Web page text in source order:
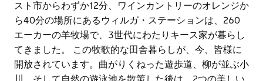
スト市からわずか12分、ワインカントリーのオレンジか
ら40分の場所にあるウィルガ・ステーションは、260
エーカーの羊牧場で、3世代にわたりキース家が暮らし
てきました。 この牧歌的な田舎暮らしが、今、皆様に
開放されています。曲がりくねった遊歩道、柳が並ぶ小
川、そして自然の遊泳池を散策した後は、2つの美しい